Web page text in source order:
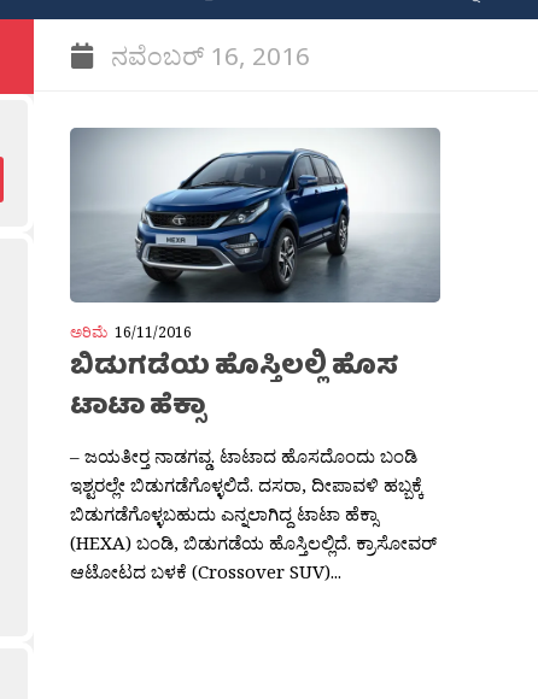
ನವೆಂಬರ್ 16, 2016
ಅರಿಮೆ 16/11/2016
ಬಿಡುಗಡೆಯ ಹೊಸ್ತಿಲಲ್ಲಿ ಹೊಸ
ಟಾಟಾ ಹೆಕ್ಸಾ
– ಜಯತೀರ‍್ತ ನಾಡಗವ್ಡ. ಟಾಟಾದ ಹೊಸದೊಂದು ಬಂಡಿ
ಇಶ್ಟರಲ್ಲೇ ಬಿಡುಗಡೆಗೊಳ್ಳಲಿದೆ. ದಸರಾ, ದೀಪಾವಳಿ ಹಬ್ಬಕ್ಕೆ
ಬಿಡುಗಡೆಗೊಳ್ಳಬಹುದು ಎನ್ನಲಾಗಿದ್ದ ಟಾಟಾ ಹೆಕ್ಸಾ
(HEXA) ಬಂಡಿ, ಬಿಡುಗಡೆಯ ಹೊಸ್ತಿಲಲ್ಲಿದೆ. ಕ್ರಾಸೋವರ್
ಆಟೋಟದ ಬಳಕೆ (Crossover SUV)...